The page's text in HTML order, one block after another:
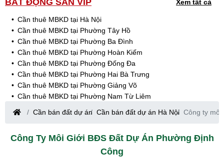
BẤT ĐỘNG SẢN VIP Xem tất cả
Cần thuê MBKD tại Hà Nội
Cần thuê MBKD tại Phường Tây Hồ
Cần thuê MBKD tại Phường Ba Đình
Cần thuê MBKD tại Phường Hoàn Kiếm
Cần thuê MBKD tại Phường Đống Đa
Cần thuê MBKD tại Phường Hai Bà Trưng
Cần thuê MBKD tại Phường Giảng Võ
Cần thuê MBKD tại Phường Nam Từ Liêm
Cần thuê MBKD tại Phường Cầu Giấy
Cần thuê MBKD tại Phường Thanh Xuân
Cần thuê MBKD tại Phường Hà Đông
Cần thuê MBKD tại Phường Hoàng Mai
Cần bán đất dự án Cần bán đất dự án Hà Nội Công ty
Công Ty Môi Giới BĐS Đất Dự Án Phường Định
Công